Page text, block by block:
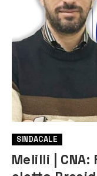
SINDACALE
Melilli |